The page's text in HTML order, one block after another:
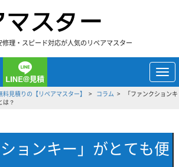
理・スピード対応が人気のリペアマスター
メ
ニ
ュ
見積りの【リペアマスター】 コラム
「ファンクションキ
は？
ションキー」がとても便